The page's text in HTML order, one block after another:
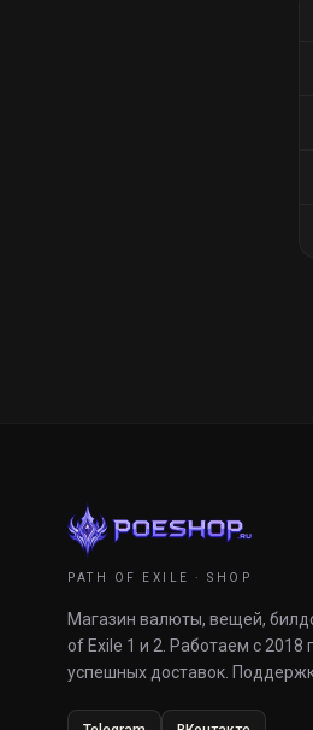
PATH OF EXILE · SHOP
Магазин валюты, вещей,
of Exile 1 и 2. Работаем с 2018
успешных доставок.